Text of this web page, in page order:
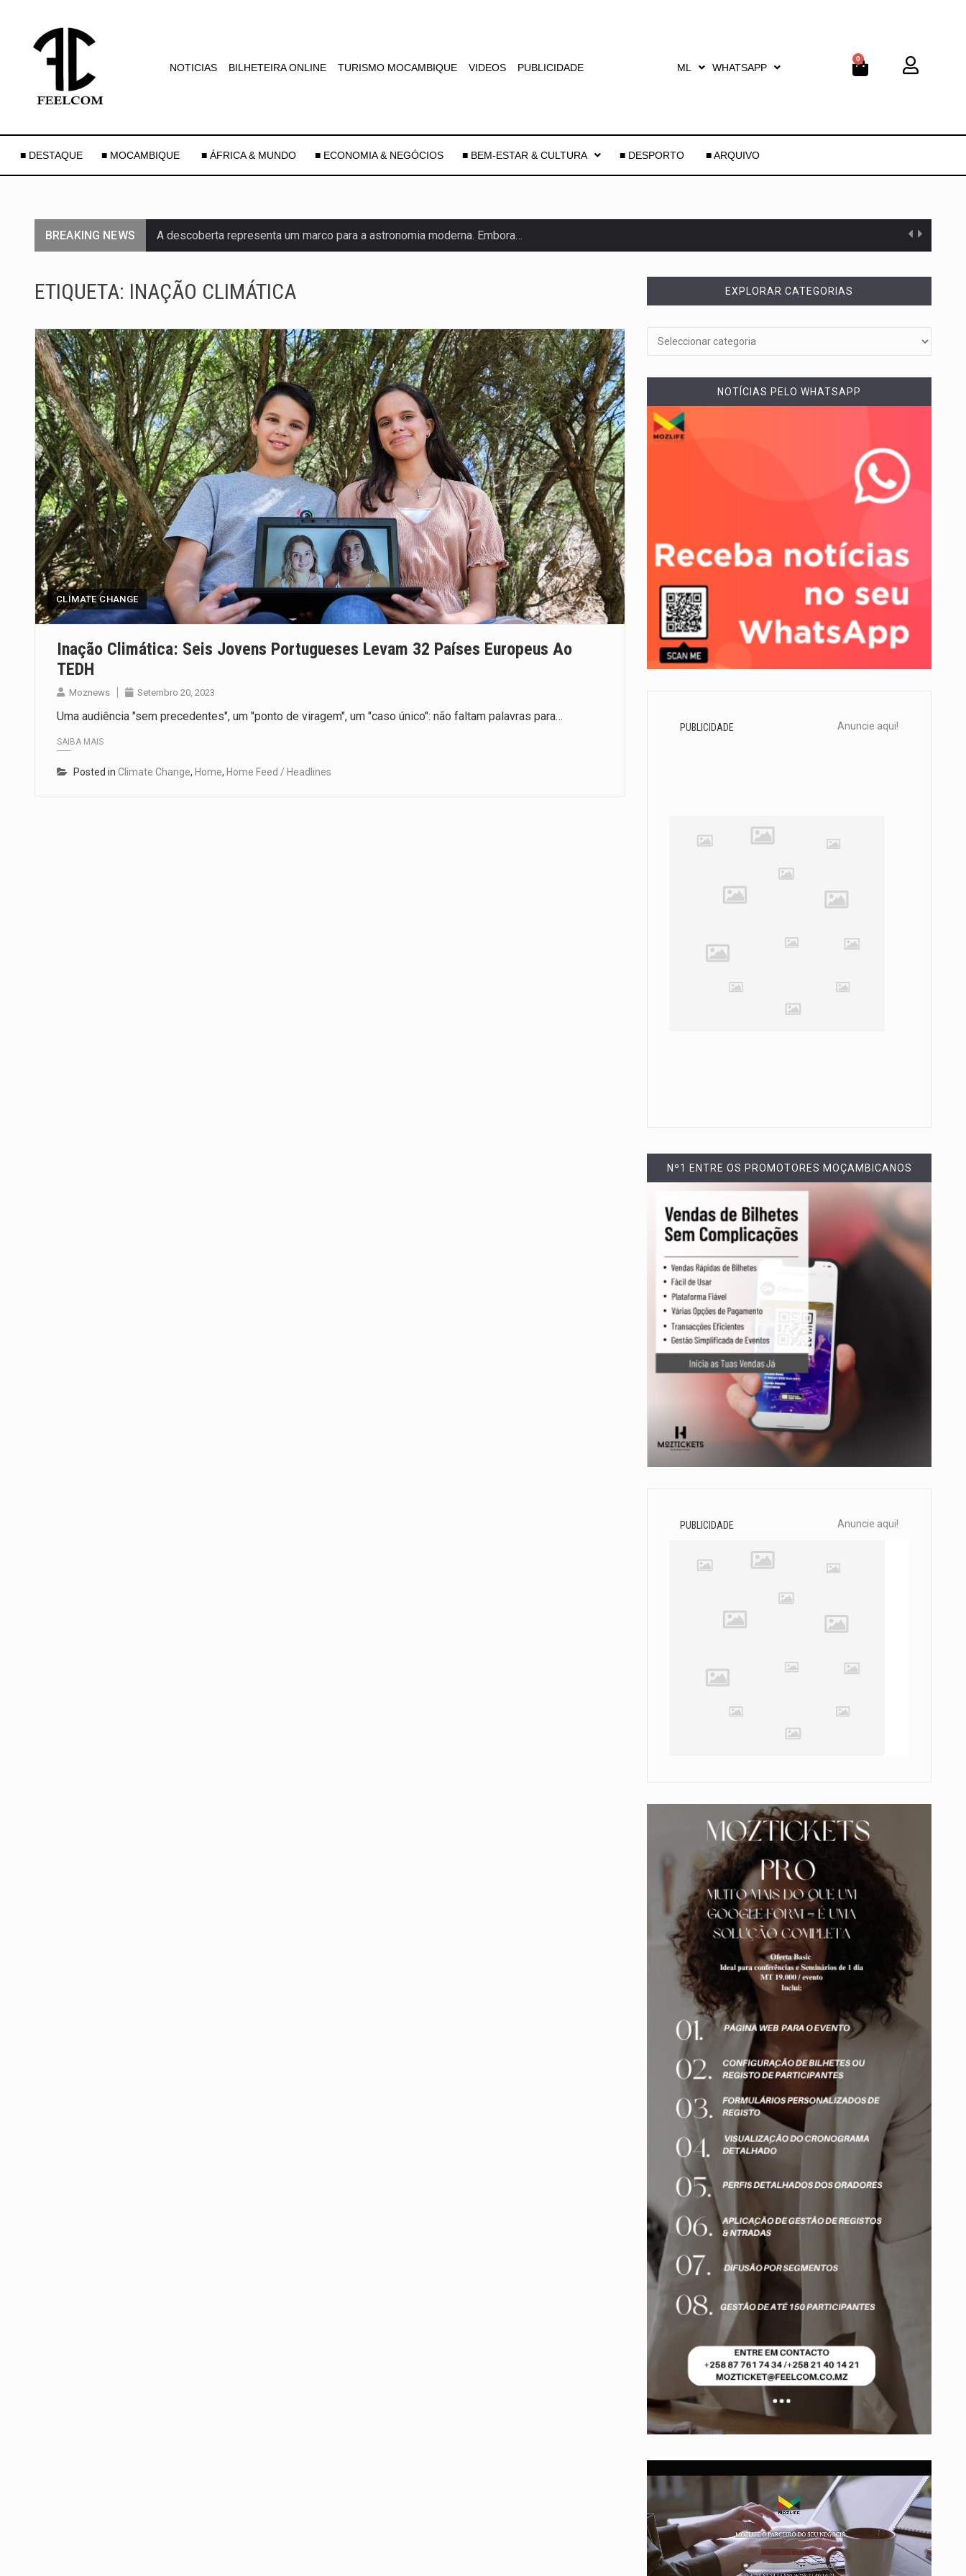
NOTICIAS BILHETEIRA ONLINE TURISMO MOCAMBIQUE VIDEOS PUBLICIDADE ML WHATSAPP
0
■ DESTAQUE ■ MOCAMBIQUE ■ ÁFRICA & MUNDO ■ ECONOMIA & NEGÓCIOS ■ BEM-ESTAR & CULTURA ■ DESPORTO ■ ARQUIVO
BREAKING NEWS A descoberta representa um marco para a astronomia moderna. Embora…
De acordo com as autoridades de saúde da Faixa de…
Um dos casos mais graves envolveu a residência de Sam…
A cidade de Bunia, capital da província de Ituri, tornou-se…
O pagamento marca o desfecho de um dos processos mais…
O programa, cuja implementação está prevista entre abril de 2026…
A nova legislação estabelece um prazo de 180 dias para…
O Departamento de Estado norte-americano confirmou que cidadãos dos Estados…
A final coloca frente a frente duas equipas que chegaram…
ETIQUETA: INAÇÃO CLIMÁTICA
CLIMATE CHANGE
Inação Climática: Seis Jovens Portugueses Levam 32 Países Europeus Ao
TEDH
Moznews Setembro 20, 2023
Uma audiência "sem precedentes", um "ponto de viragem", um "caso único": não faltam palavras para…
SAIBA MAIS
Posted in Climate Change, Home, Home Feed / Headlines
EXPLORAR CATEGORIAS
NOTÍCIAS PELO WHATSAPP
PUBLICIDADE Anuncie aqui!
Nº1 ENTRE OS PROMOTORES MOÇAMBICANOS
PUBLICIDADE Anuncie aqui!